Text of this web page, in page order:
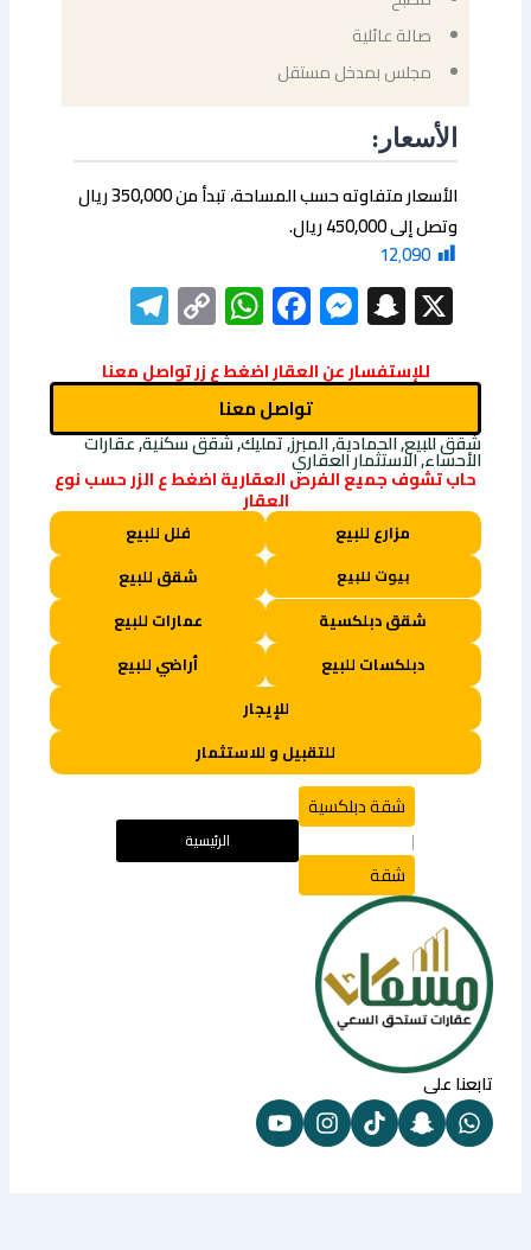
صالة عائلية
مجلس بمدخل مستقل
الأسعار:
الأسعار متفاوته حسب المساحة، تبدأ من 350,000 ريال
وتصل إلى 450,000 ريال.
12٬090
X
Snapchat
Messenger
Facebook
WhatsApp
Copy
Link
للإستفسار عن العقار اضغط ع زر تواصل معنا
تواصل معنا
شقق للبيع, الحمادية, المبرز, تمليك, شقق سكنية, عقارات
الأحساء, الاستثمار العقاري
حاب تشوف جميع الفرص العقارية اضغط ع الزر حسب نوع
العقار
مزارع للبيع فلل للبيع
بيوت للبيع
شقق للبيع
شقق دبلكسية
عمارات للبيع
دبلكسات للبيع
أراضي للبيع
للإيجار
للتقبيل و للاستثمار
شقة دبلكسية
|
شقة
الرئيسية
تابعنا على